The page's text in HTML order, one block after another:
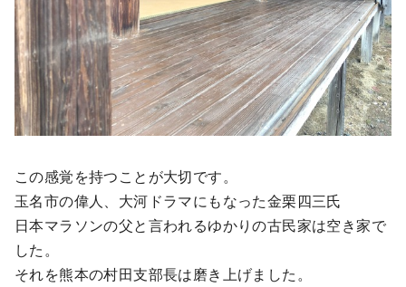
この感覚を持つことが大切です。
玉名市の偉人、大河ドラマにもなった金栗四三氏
日本マラソンの父と言われるゆかりの古民家は空き家で
した。
それを熊本の村田支部長は磨き上げました。